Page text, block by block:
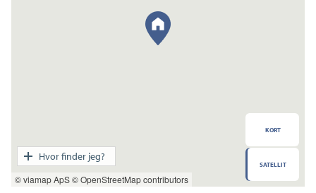
© viamap ApS© OpenStreetMap contributors
KORT
SATELLIT
Hvor finder jeg?
Transport
Indkøb
Daginstitution